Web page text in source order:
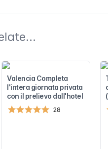
Valencia Completa
l'intera giornata privata
con il prelievo dall'hotel
28